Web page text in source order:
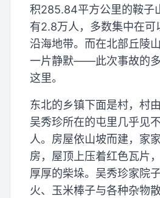
积285.84平方公里的鞍子
有2.8万人，多数集中在可
沿海地带。而在北部丘陵
一片静默——此次事故的
这里。
东北的乡镇下面是村，村
吴秀珍所在的屯里几乎见
人。房屋依山坡而建，家
房，屋顶上压着红色瓦片
厚厚的柴垛。吴秀珍家院
火、玉米棒子与各种杂物